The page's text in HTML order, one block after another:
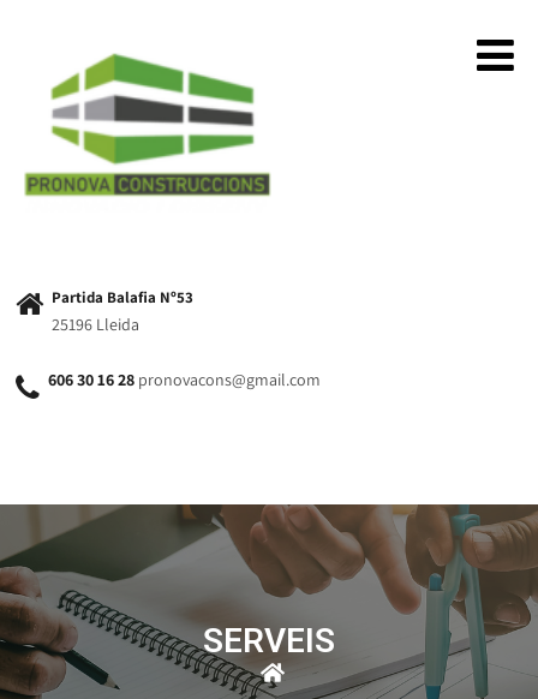
Partida Balafia Nº53
25196 Lleida
606 30 16 28 pronovacons@gmail.com
SERVEIS